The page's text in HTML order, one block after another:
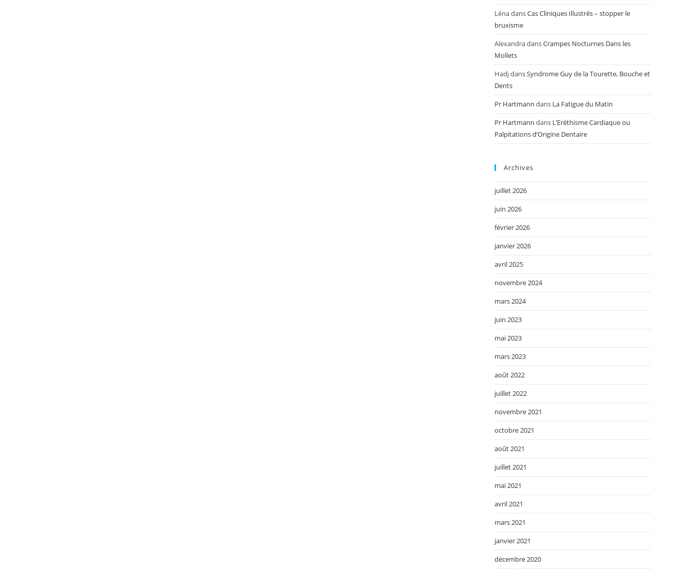
LénadansCas Cliniques Illustrés – stopper le
bruxisme
AlexandradansCrampes Nocturnes Dans les
Mollets
HadjdansSyndrome Guy de la Tourette, Bouche et
Dents
Pr Hartmann dans La Fatigue du Matin
Pr Hartmann dans L’Eréthisme Cardiaque ou
Palpitations d’Origine Dentaire
Archives
juillet 2026
juin 2026
février 2026
janvier 2026
avril 2025
novembre 2024
mars 2024
juin 2023
mai 2023
mars 2023
août 2022
juillet 2022
novembre 2021
octobre 2021
août 2021
juillet 2021
mai 2021
avril 2021
mars 2021
janvier 2021
décembre 2020